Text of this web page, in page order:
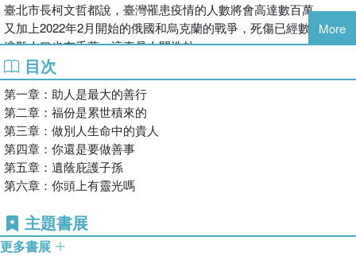
臺北市長柯文哲都說，臺灣罹患疫情的人數將會高達數百萬。
又加上2022年2月開始的俄國和烏克蘭的戰爭，死傷已經數萬人，
逃難人口也有千萬，這真是人間浩劫。
吾人該當深思，所謂事出必有因，如果人類還不能反省，還是一昧
的貪、瞋、癡、慢、疑，這就有失冥冥之間的警惕。
前些時間，一位朋友講了一段他自己遇到的真實經過。
他還小時，要上學，須走過村莊小路，路口一宅，獨居老人日夜慘
叫，但無人幫忙解救。
他回去告訴祖母，祖母問清是哪一戶時，居然說：「惡有惡報，鬼
魂來索命了！」
原來是這老人，曾在日子還不平靜時，以地方的公職人員身分，舉
多少孤寡悽慘無依，經過多年，報應終來到，拖了相當長的一段時
間，老人折騰到瘦骨嶙峋過世才告結束。
More
目次
第一章：助人是最大的善行
第二章：福份是累世積來的
第三章：做別人生命中的貴人
第四章：你還是要做善事
第五章：遺蔭庇護子孫
第六章：你頭上有靈光嗎
主題書展
更多書展